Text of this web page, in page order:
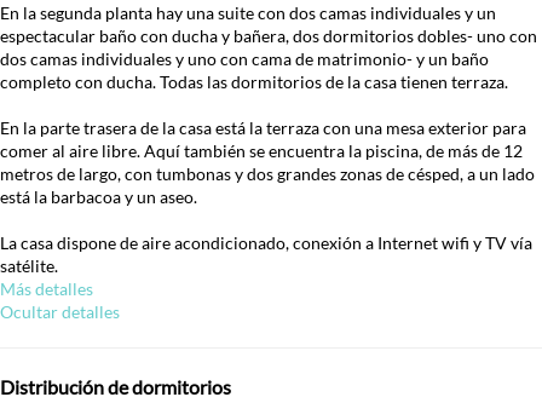
En la segunda planta hay una suite con dos camas individuales y un
espectacular baño con ducha y bañera, dos dormitorios dobles- uno con
dos camas individuales y uno con cama de matrimonio- y un baño
completo con ducha. Todas las dormitorios de la casa tienen terraza.
En la parte trasera de la casa está la terraza con una mesa exterior para
comer al aire libre. Aquí también se encuentra la piscina, de más de 12
metros de largo, con tumbonas y dos grandes zonas de césped, a un lado
está la barbacoa y un aseo.
La casa dispone de aire acondicionado, conexión a Internet wifi y TV vía
satélite.
Más detalles
Ocultar detalles
Distribución de dormitorios